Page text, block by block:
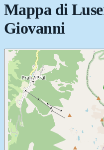
Mappa di
Giovanni